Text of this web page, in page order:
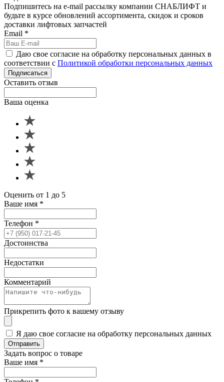
Подпишитесь на e-mail рассылку компании СНАБЛИФТ и
будьте в курсе обновлений ассортимента, скидок и сроков
доставки лифтовых запчастей
Email *
Даю свое согласие на обработку персональных данных в
соответствии с Политикой обработки персональных данных
Подписаться
Оставить отзыв
Ваша оценка
Оценить от 1 до 5
Ваше имя *
Телефон *
Достоинства
Недостатки
Комментарий
Прикрепить фото к вашему отзыву
Я даю свое согласие на обработку персональных данных
Отправить
Задать вопрос о товаре
Ваше имя *